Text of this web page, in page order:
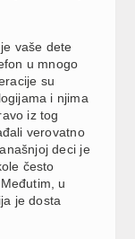
vaše dete
u mnogo
su
i njima
iz tog
verovatno
deci je
često
u
je dosta